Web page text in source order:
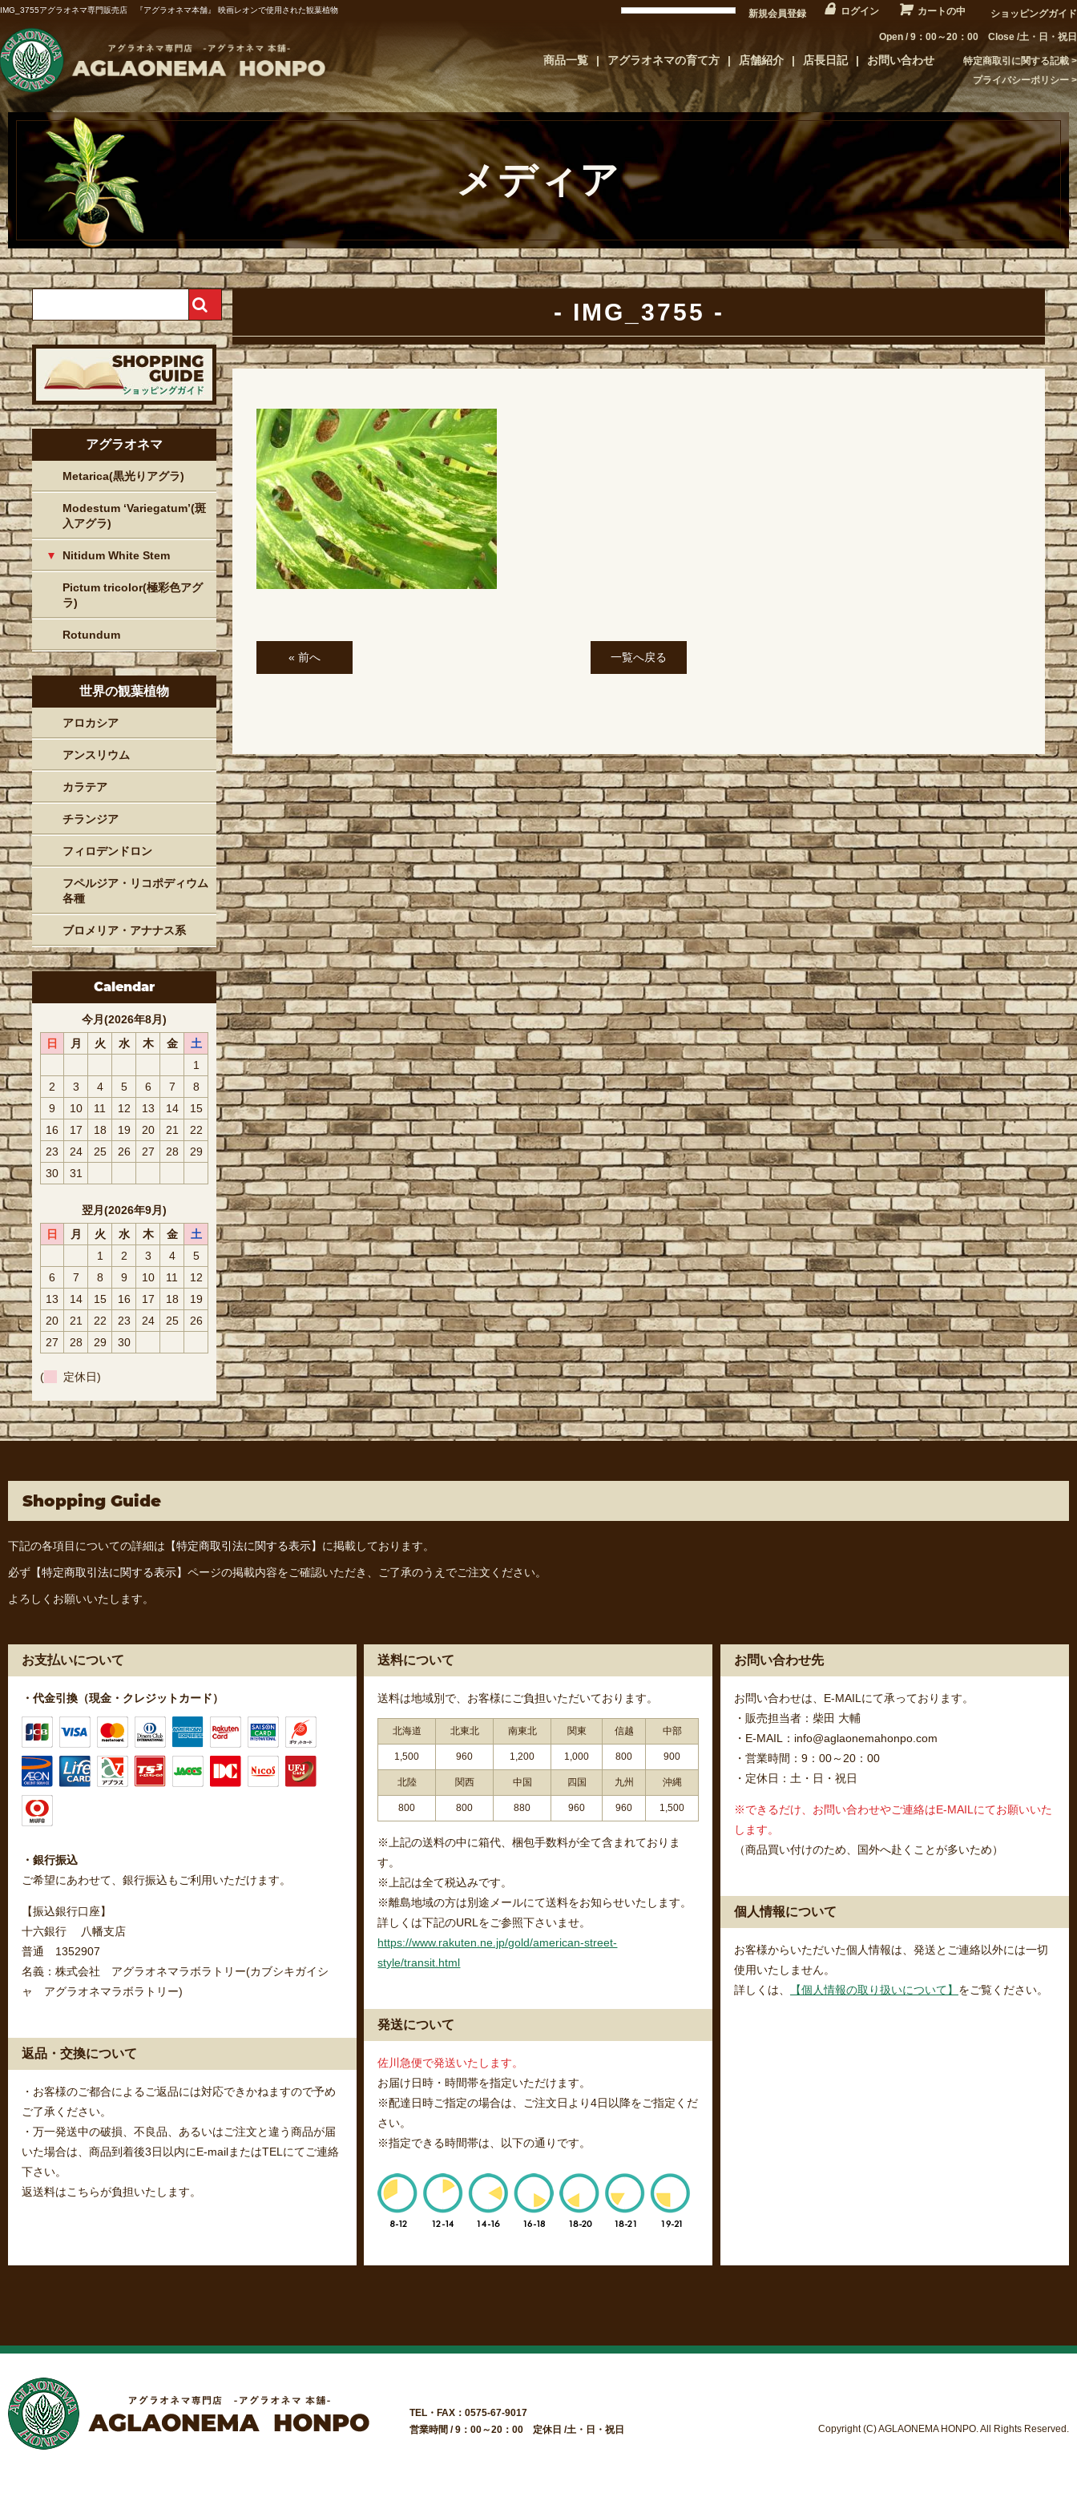
IMG_3755アグラオネマ専門販売店 『アグラオネマ本舗』 映画レオンで使用された観葉植物 新規会員登録 ログイン カートの中 ショッピングガイド
Open / 9：00～20：00 Close /土・日・祝日
商品一覧 アグラオネマの育て方 店舗紹介 店長日記 お問い合わせ
特定商取引に関する記載
プライバシーポリシー
メディア
IMG_3755
« 前へ 一覧へ戻る
アグラオネマ
Metarica(黒光りアグラ)
Modestum ‘Variegatum’(斑
入アグラ)
Nitidum White Stem
Pictum tricolor(極彩色アグ
ラ)
Rotundum
世界の観葉植物
アロカシア
アンスリウム
カラテア
チランジア
フィロデンドロン
フペルジア・リコポディウム
各種
ブロメリア・アナナス系
Calendar
今月(2026年8月)
日
月 火 水 木 金
土
1
2
3 4 5 6 7
8
9
10 11 12 13 14
15
16
17 18 19 20 21
22
23
24 25 26 27 28
29
30
31
翌月(2026年9月)
日
月 火 水 木 金
土
1
2 3 4
5
6
7 8 9 10 11
12
13
14 15 16 17 18
19
20
21 22 23 24 25
26
27
28 29 30
( 定休日)
Shopping Guide
下記の各項目についての詳細は 【特定商取引法に関する表示】 に掲載しております。
必ず 【特定商取引法に関する表示】 ページの掲載内容をご確認いただき、ご了承のうえでご注文ください。
よろしくお願いいたします。
お支払いについて
・代金引換（現金・クレジットカード）
・銀行振込
ご希望にあわせて、銀行振込もご利用いただけます。
【振込銀行口座】
十六銀行 八幡支店
普通 1352907
名義：株式会社 アグラオネマラボラトリー(カブシキガイシ
ャ アグラオネマラボラトリー)
返品・交換について
・お客様のご都合によるご返品には対応できかねますので予め
ご了承ください。
・万一発送中の破損、不良品、あるいはご注文と違う商品が届
いた場合は、商品到着後3日以内にE-mailまたはTELにてご連絡
下さい。
返送料はこちらが負担いたします。
送料について
送料は地域別で、お客様にご負担いただいております。
北海道 北東北 南東北 関東 信越 中部
1,500 960 1,200 1,000 800 900
北陸 関西 中国 四国 九州 沖縄
800 800 880 960 960 1,500
※上記の送料の中に箱代、梱包手数料が全て含まれておりま
す。
※上記は全て税込みです。
※離島地域の方は別途メールにて送料をお知らせいたします。
詳しくは下記のURLをご参照下さいませ。
https://www.rakuten.ne.jp/gold/american-street-
style/transit.html
発送について
佐川急便で発送いたします。
お届け日時・時間帯を指定いただけます。
※配達日時ご指定の場合は、ご注文日より4日以降をご指定くだ
さい。
※指定できる時間帯は、以下の通りです。
お問い合わせ先
お問い合わせは、E-MAILにて承っております。
・販売担当者：柴田 大輔
・E-MAIL：info@aglaonemahonpo.com
・営業時間：9：00～20：00
・定休日：土・日・祝日
※できるだけ、お問い合わせやご連絡はE-MAILにてお願いいた
します。
（商品買い付けのため、国外へ赴くことが多いため）
個人情報について
お客様からいただいた個人情報は、発送とご連絡以外には一切
使用いたしません。
詳しくは、
【個人情報の取り扱いについて】 をご覧ください。
TEL・FAX：0575-67-9017
営業時間 / 9：00～20：00 定休日 /土・日・祝日
Copyright (C) AGLAONEMA HONPO. All Rights Reserved.